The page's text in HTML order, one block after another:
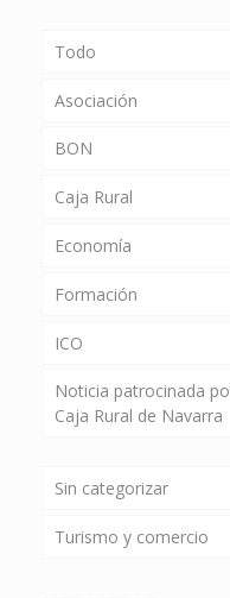
Todo
Asociación
BON
Caja Rural
Economía
Formación
ICO
Noticia patrocinada
Caja Rural de Navarra
Sin categorizar
Turismo y comercio